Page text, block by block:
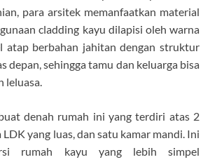
para arsitek memanfaatkan material
cladding kayu dilapisi oleh warna
atap berbahan jahitan dengan struktur
depan, sehingga tamu dan keluarga bisa
leluasa.
denah rumah ini yang terdiri atas 2
yang luas, dan satu kamar mandi. Ini
rumah kayu yang lebih simpel